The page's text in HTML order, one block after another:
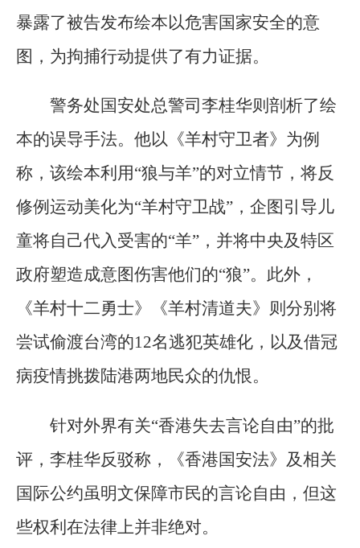
暴露了被告发布绘本以危害国家安全的意
图，为拘捕行动提供了有力证据。
警务处国安处总警司李桂华则剖析了绘
本的误导手法。他以《羊村守卫者》为例
称，该绘本利用“狼与羊”的对立情节，将反
修例运动美化为“羊村守卫战”，企图引导儿
童将自己代入受害的“羊”，并将中央及特区
政府塑造成意图伤害他们的“狼”。此外，
《羊村十二勇士》《羊村清道夫》则分别将
尝试偷渡台湾的12名逃犯英雄化，以及借冠
病疫情挑拨陆港两地民众的仇恨。
针对外界有关“香港失去言论自由”的批
评，李桂华反驳称，《香港国安法》及相关
国际公约虽明文保障市民的言论自由，但这
些权利在法律上并非绝对。